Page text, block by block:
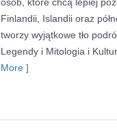
Finlandii, Islandii oraz
tworzy wyjątkowe tło
Legendy i Mitologia i
More ]